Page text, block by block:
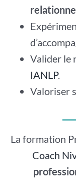
Valider le
IANLP.
Valoriser
La formation
Coach